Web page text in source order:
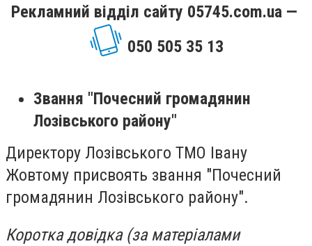
Рекламний відділ сайту 05745.com.ua —
050 505 35 13
Звання "Почесний громадянин
Лозівського району"
Директору Лозівського ТМО Івану
Жовтому присвоять звання "Почесний
громадянин Лозівського району".
Коротка довідка (за матеріалами